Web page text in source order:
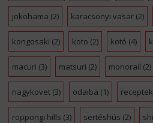
jokohama (2) karacsonyi vasar(2)
kongosaki (2) koto (2) kotó (4)
macuri (3) matsuri (2) monorail (2)
nagykovet(3) odaiba (1) receptek
roppongi hills (3) sertéshús (2)